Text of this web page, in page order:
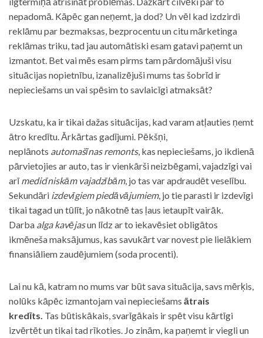
nepadomā. Kāpēc gan neņemt, ja dod? Un vēl kad izdzirdi
reklāmu par bezmaksas, bezprocentu un citu mārketinga
reklāmas triku, tad jau automātiski esam gatavi paņemt un
izmantot. Bet vai mēs esam pirms tam pārdomājuši visu
situācijas nopietnību, izanalizējuši mums tas šobrīd ir
nepieciešams un vai spēsim to savlaicīgi atmaksāt?
Uzskatu, ka ir tikai dažas situācijas, kad varam atļauties ņemt
ātro kredītu. Ārkārtas gadījumi. Pēkšņi,
neplānots automašīnas remonts, kas nepieciešams, jo ikdienā
pārvietojies ar auto, tas ir vienkārši neizbēgami, vajadzīgi vai
arīmedicīniskām vajadzībām, jo tas var apdraudēt veselību.
Sekundāri izdevīgiem piedāvājumiem, jo tie parasti ir izdevīgi
tikai tagad un tūlīt, jo nākotnē tas ļaus ietaupīt vairāk.
Darba alga kavējasun līdz ar to iekavēsiet obligātos
ikmēneša maksājumus, kas savukārt var novest pie lielākiem
finansiāliem zaudējumiem (soda procenti).
Lai nu kā, katram no mums var būt sava situācija, savs mērķis,
nolūks kāpēc izmantojam vai nepieciešams ātrais
kredīts. Tas būtiskākais, svarīgākais ir spēt visu kārtīgi
izvērtēt un tikai tad rīkoties. Jo zinām, ka paņemt ir viegli un